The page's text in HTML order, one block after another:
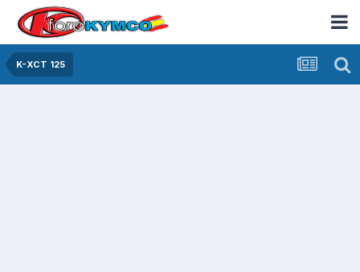
K-XCT 125